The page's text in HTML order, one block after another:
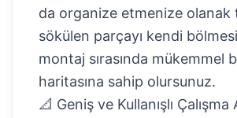
da organize etmenize olanak
sökülen parçayı kendi
montaj sırasında mükemmel
haritasına sahip olursunuz.
📐 Geniş ve Kullanışlı Çalışma